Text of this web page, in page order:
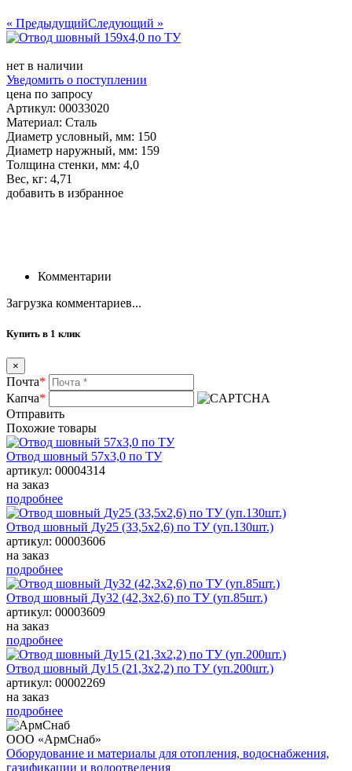
« ПредыдущийСледующий »
нет в наличии
Уведомить о поступлении
цена по запросу
Артикул: 00033020
Материал: Сталь
Диаметр условный, мм: 150
Диаметр наружный, мм: 159
Толщина стенки, мм: 4,0
Вес, кг: 4,71
добавить в избранное
Комментарии
Загрузка комментариев...
Купить в 1 клик
×
Почта*
Капча*
Отправить
Похожие товары
Отвод шовный 57х3,0 по ТУ
артикул: 00004314
на заказ
подробнее
Отвод шовный Ду25 (33,5х2,6) по ТУ (уп.130шт.)
артикул: 00003606
на заказ
подробнее
Отвод шовный Ду32 (42,3х2,6) по ТУ (уп.85шт.)
артикул: 00003609
на заказ
подробнее
Отвод шовный Ду15 (21,3х2,2) по ТУ (уп.200шт.)
артикул: 00002269
на заказ
подробнее
ООО «АрмСнаб»
Оборудование и материалы для отопления, водоснабжения,
газификации и водоотведения